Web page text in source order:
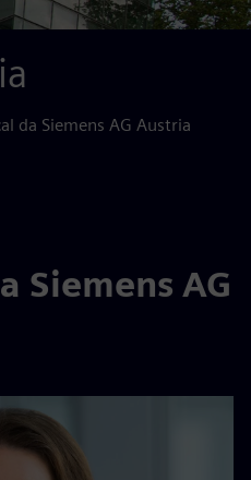
da Siemens AG Austria
Siemens AG